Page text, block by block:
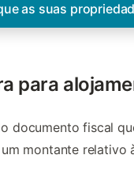
as suas
para
documento fiscal
montante relativo